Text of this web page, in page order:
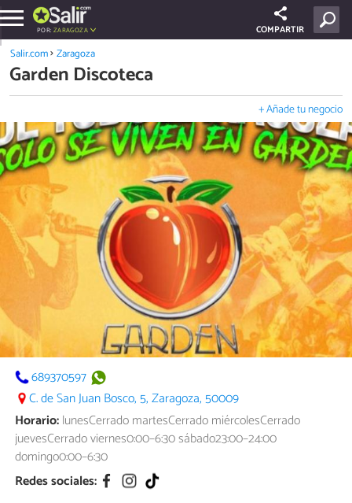
POR: ZARAGOZA COMPARTIR
Salir.com Zaragoza
Garden Discoteca
+ Añade tu negocio
689370597
C. de San Juan Bosco, 5, Zaragoza, 50009
Horario:lunesCerrado martesCerrado miércolesCerrado
juevesCerrado viernes0:00–6:30 sábado23:00–24:00
domingo0:00–6:30
Redes sociales: